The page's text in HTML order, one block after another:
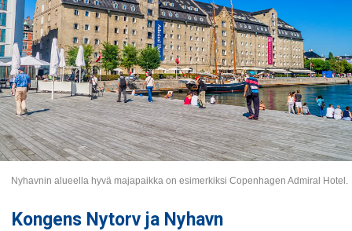
Nyhavnin alueella hyvä majapaikka on esimerkiksi Copenhagen Admiral Hotel.
Kongens Nytorv ja Nyhavn